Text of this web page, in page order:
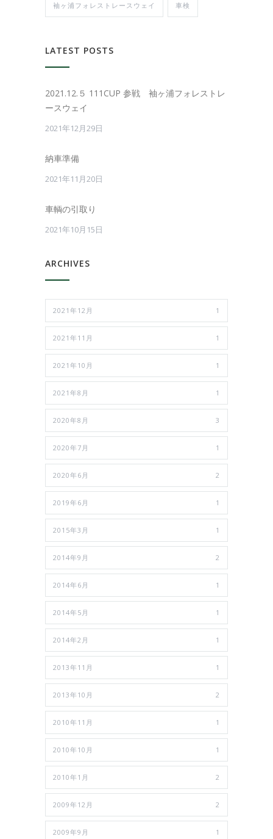
袖ヶ浦フォレストレースウェイ 車検
LATEST POSTS
2021.12.５ 111CUP 参戦 袖ヶ浦フォレストレ
ースウェイ
2021年12月29日
納車準備
2021年11月20日
車輌の引取り
2021年10月15日
ARCHIVES
2021年12月 1
2021年11月 1
2021年10月 1
2021年8月 1
2020年8月 3
2020年7月 1
2020年6月 2
2019年6月 1
2015年3月 1
2014年9月 2
2014年6月 1
2014年5月 1
2014年2月 1
2013年11月 1
2013年10月 2
2010年11月 1
2010年10月 1
2010年1月 2
2009年12月 2
2009年9月 1